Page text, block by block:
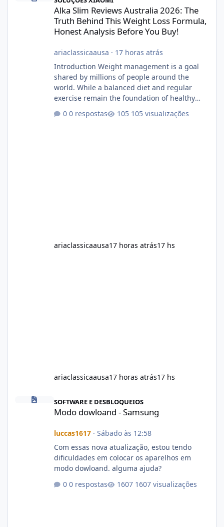
Alka Slim Reviews Australia 2026: The
Truth Behind This Weight Loss Formula,
Honest Analysis Before You Buy!
ariaclassicaausa · 17 horas atrás
Introduction Weight management is a goal
shared by millions of people around the
world. While a balanced diet and regular
exercise remain the foundation of healthy
dietary supplements for additional support.
0 respostas 105 visualizações
ariaclassicaausa17 horas atrás17 hs
ariaclassicaausa17 horas atrás17 hs
Modo dowloand - Samsung
SOFTWARE E DESBLOQUEIOS
Modo dowloand - Samsung
luccas1617· Sábado às 12:58
Com essas nova atualização, estou tendo
dificuldades em colocar os aparelhos em
modo dowloand. alguma ajuda?
0 respostas
1607 visualizações